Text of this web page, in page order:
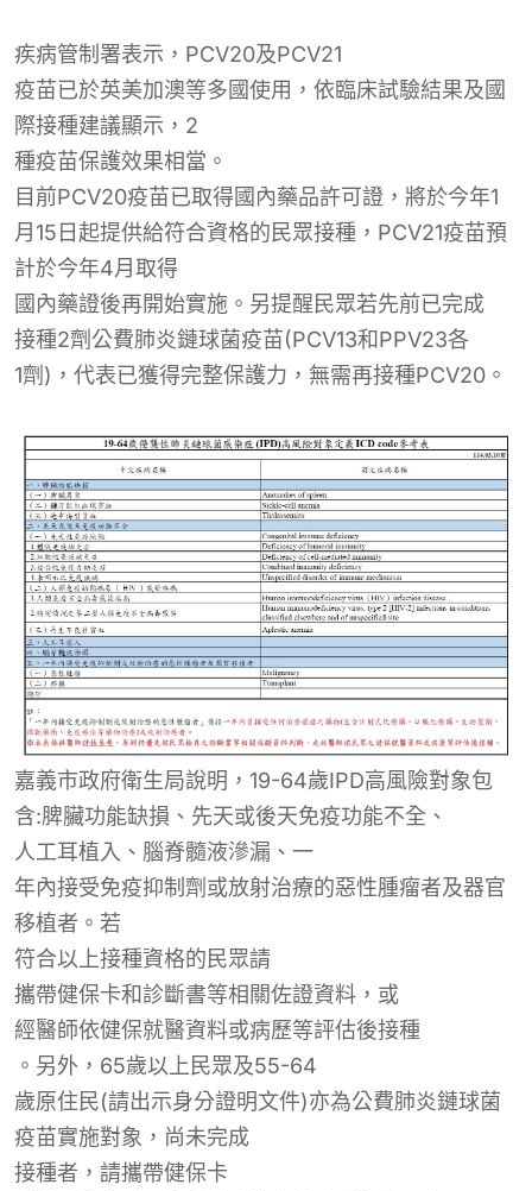
疾病管制署表示 ，PCV20及PCV21
疫苗已於英美加澳等多國使用，依臨床試驗結果及國
際接種建議顯示，2
種疫苗保護效果相當。
目前PCV20疫苗已取得國內藥品許可證，將於今年1
月15日起提供給符合資格的民眾接種，PCV21疫苗預
計於今年4月取得
國內藥證後再開始實施。 另提醒民眾若先前已完成
接種2劑 公費肺炎鏈球菌疫苗(PCV13和PPV23各
1劑)， 代表已獲得完整保護力 ，無需再接種PCV20 。
嘉義市政府衛生局說明，19-64歲IPD高風險對象包
含:脾臟功能缺損、先天或後天免疫功能不全、
人工耳植入 、腦脊髓液滲漏、 一
年內接受免疫抑制劑或放射治療的惡性腫瘤者及器官
移植者。若
符合以上接種資格的民眾請
攜帶健保卡和診斷書等相關佐證資料，或
經醫師依健保就醫資料或病歷等評估後接種
。另外，65歲以上民眾及55-64
歲原住民(請出示身分證明文件)亦為公費肺炎鏈球菌
疫苗實施對象，尚未完成
接種者，請攜帶健保卡